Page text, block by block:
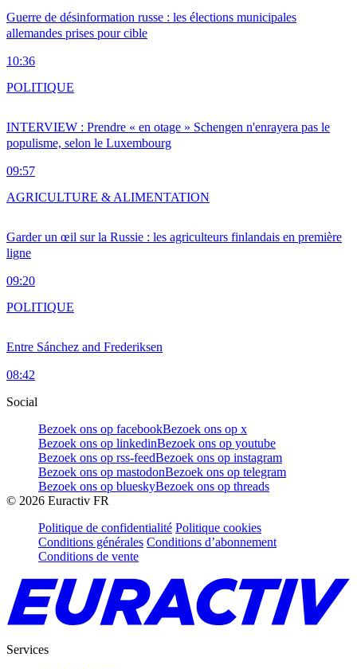
Guerre de désinformation russe : les élections municipales
allemandes prises pour cible
10:36
INTERVIEW : Prendre « en otage » Schengen n'enrayera pas le
populisme, selon le Luxembourg
09:57
POLITIQUE
Garder un œil sur la Russie : les agriculteurs finlandais en première
ligne
09:20
AGRICULTURE & ALIMENTATION
Entre Sánchez and Frederiksen
08:42
POLITIQUE
Social
Bezoek ons op facebookBezoek ons op x
Bezoek ons op linkedinBezoek ons op youtube
Bezoek ons op rss-feedBezoek ons op instagram
Bezoek ons op mastodonBezoek ons op telegram
Bezoek ons op blueskyBezoek ons op threads
© 2026 Euractiv FR
Politique de confidentialité Politique cookies
Conditions générales Conditions d’abonnement
Conditions de vente
Services